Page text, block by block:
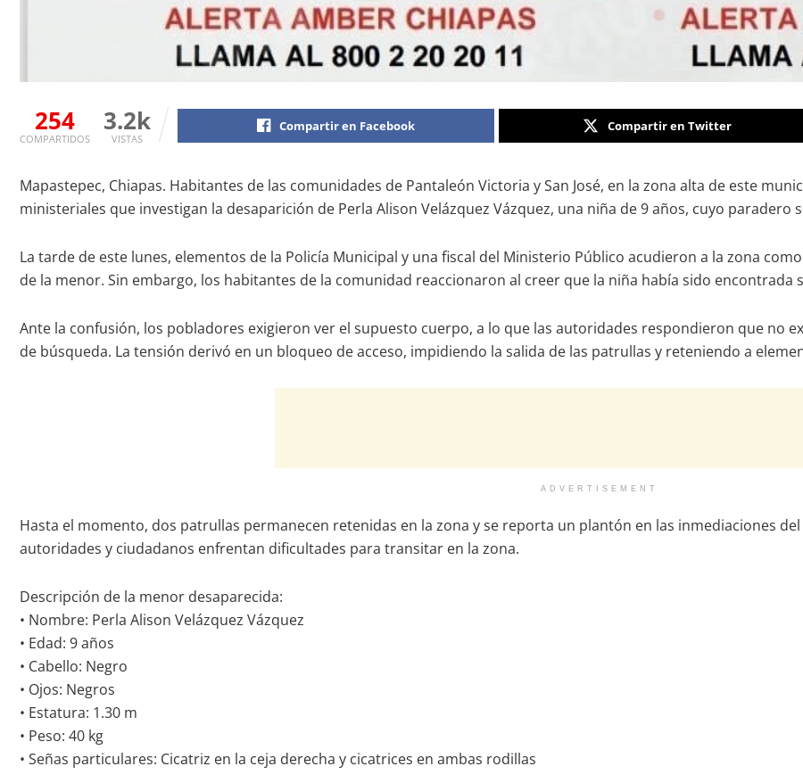
254
COMPARTIDOS
3.2k
VISTAS
Compartir en Facebook Compartir en Twitter
Mapastepec, Chiapas. Habitantes de las comunidades de Pantaleón Victoria y San José, en la zona alta de este
ministeriales que investigan la desaparición de Perla Alison Velázquez Vázquez, una niña de 9 años, cuyo paradero
La tarde de este lunes, elementos de la Policía Municipal y una fiscal del Ministerio Público acudieron a la zona
de la menor. Sin embargo, los habitantes de la comunidad reaccionaron al creer que la niña había sido
Ante la confusión, los pobladores exigieron ver el supuesto cuerpo, a lo que las autoridades respondieron que no
de búsqueda. La tensión derivó en un bloqueo de acceso, impidiendo la salida de las patrullas y reteniendo a
ADVERTISEMENT
Hasta el momento, dos patrullas permanecen retenidas en la zona y se reporta un plantón en las inmediaciones
autoridades y ciudadanos enfrentan dificultades para transitar en la zona.
Descripción de la menor desaparecida:
• Nombre: Perla Alison Velázquez Vázquez
• Edad: 9 años
• Cabello: Negro
• Ojos: Negros
• Estatura: 1.30 m
• Peso: 40 kg
• Señas particulares: Cicatriz en la ceja derecha y cicatrices en ambas rodillas